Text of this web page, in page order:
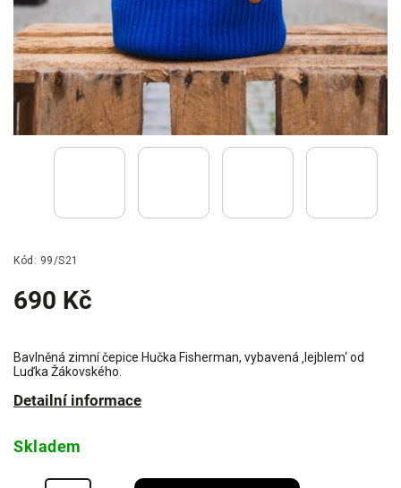
Kód: 99/S21
690 Kč
Bavlněná zimní čepice Hučka Fisherman, vybavená ‚lejblem‘ od
Luďka Žákovského.
Detailní informace
Skladem